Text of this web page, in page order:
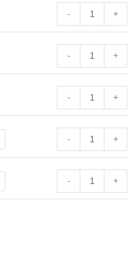
- +
- +
- +
- +
- +